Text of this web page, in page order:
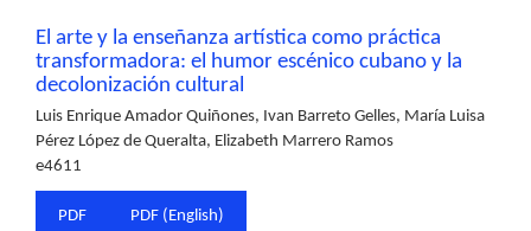
El arte y la enseñanza artística como práctica
transformadora: el humor escénico cubano y la
decolonización cultural
Luis Enrique Amador Quiñones, Ivan Barreto Gelles, María Luisa
Pérez López de Queralta, Elizabeth Marrero Ramos
e4611
PDF PDF (English)